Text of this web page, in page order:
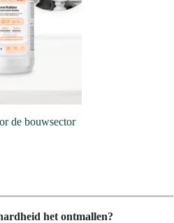
de bouwsector
het ontmallen?